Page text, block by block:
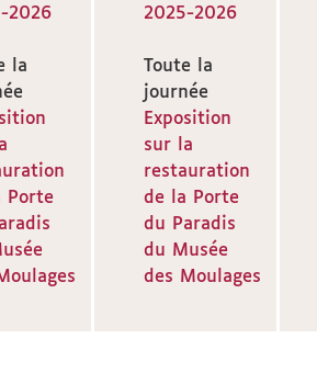
2026
la
Porte
2025-2026
Toute la
journée
Exposition
sur la
restauration
de la Porte
du Paradis
du Musée
des Moulages